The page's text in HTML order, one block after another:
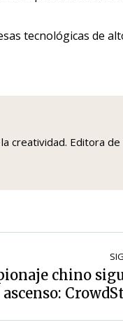
tecnológicas de
creatividad. Editora de
chino
ascenso: